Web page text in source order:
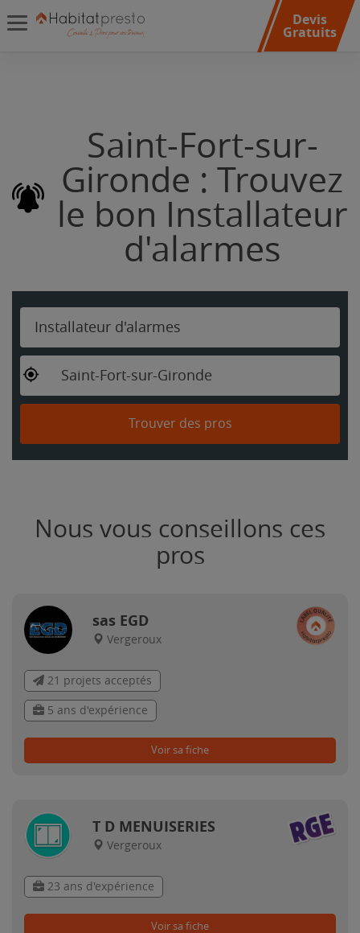
Devis
Gratuits
Saint-Fort-sur-
Gironde : Trouvez
le bon Installateur
d'alarmes
Installateur d'alarmes
Saint-Fort-sur-Gironde
Trouver des pros
Nous vous conseillons ces
pros
sas EGD
Vergeroux
21 projets acceptés
5 ans d'expérience
Voir sa fiche
T D MENUISERIES
Vergeroux
23 ans d'expérience
Voir sa fiche